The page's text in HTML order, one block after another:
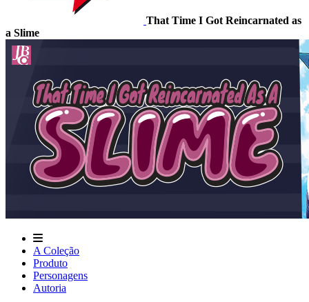
That Time I Got Reincarnated as
a Slime
A Coleção
Produto
Personagens
Autoria